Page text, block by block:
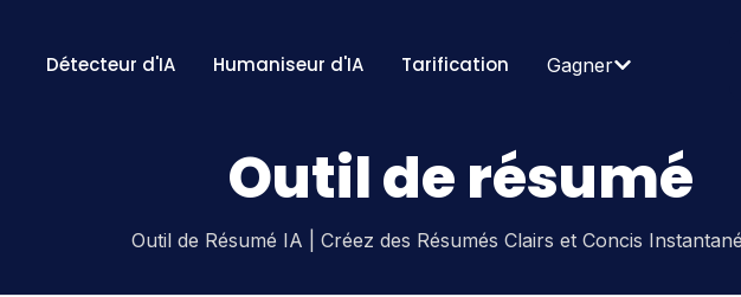
Détecteur d'IA Humaniseur d'IA Tarification Gagner
Outil de résumé
Outil de Résumé IA | Créez des Résumés Clairs et Concis